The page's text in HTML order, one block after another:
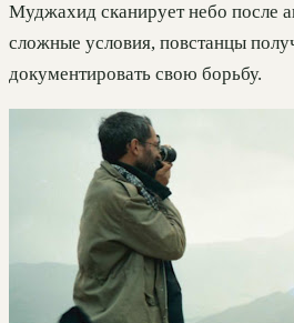
Муджахид сканирует небо после
сложные условия, повстанцы
документировать свою борьбу.